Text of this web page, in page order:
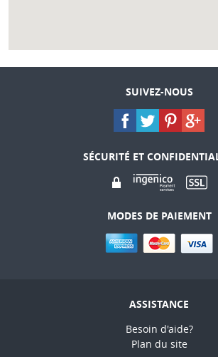
SUIVEZ-NOUS
SÉCURITÉ ET
MODES DE PAIEMENT
ASSISTANCE
Besoin d'aide?
Plan du site